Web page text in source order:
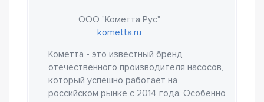
ООО "Кометта Рус"
kometta.ru
Кометта - это известный бренд
отечественного производителя насосов,
который успешно работает на
российском рынке с 2014 года. Особенно